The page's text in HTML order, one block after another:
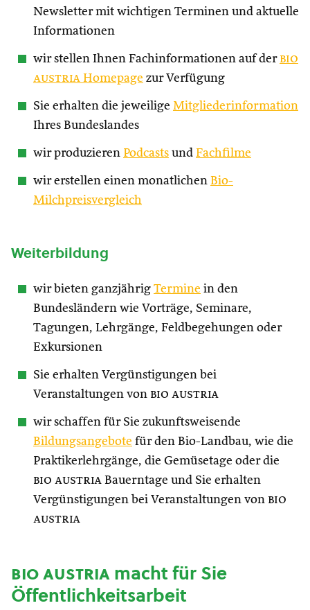
Newsletter mit wichtigen Terminen und aktuelle
Informationen
wir stellen Ihnen Fachinformationen auf der bio
austria Homepage zur Verfügung
Sie erhalten die jeweilige Mitgliederinformation
Ihres Bundeslandes
wir produzieren Podcasts und Fachfilme
wir erstellen einen monatlichen Bio-
Milchpreisvergleich
Weiterbildung
wir bieten ganzjährig Termine in den
Bundesländern wie Vorträge, Seminare,
Tagungen, Lehrgänge, Feldbegehungen oder
Exkursionen
Sie erhalten Vergünstigungen bei
Veranstaltungen von bio austria
wir schaffen für Sie zukunftsweisende
Bildungsangebote für den Bio-Landbau, wie die
Praktikerlehrgänge, die Gemüsetage oder die
bio austria Bauerntage und Sie erhalten
Vergünstigungen bei Veranstaltungen von bio
austria
bio austriamacht für Sie
Öffentlichkeitsarbeit